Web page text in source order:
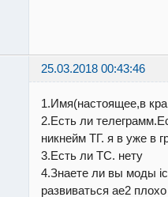
25.03.2018 00:43:46
1.Имя(настоящее,в
2.Есть ли
никнейм ТГ. я в уже в
3.Есть ли ТС. нету
4.Знаете ли вы моды
развиваться ae2 плохо